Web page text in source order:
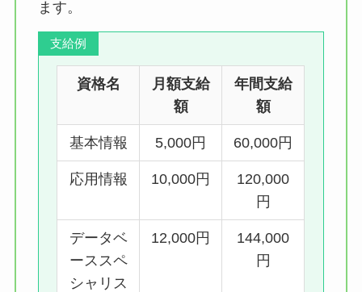
ます。
支給例
資格名
月額支給
額
年間支給
額
基本情報 5,000円 60,000円
応用情報 10,000円
120,000
円
データベ
ーススペ
シャリス
12,000円
144,000
円